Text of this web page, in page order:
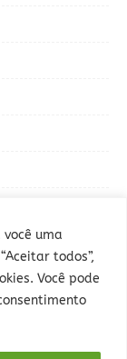
uma
todos”,
Você pode